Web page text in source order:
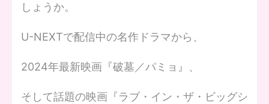
しょうか。
U-NEXTで配信中の名作ドラマから、
2024年最新映画『破墓／パミョ』、
そして話題の映画『ラブ・イン・ザ・ビッグシ